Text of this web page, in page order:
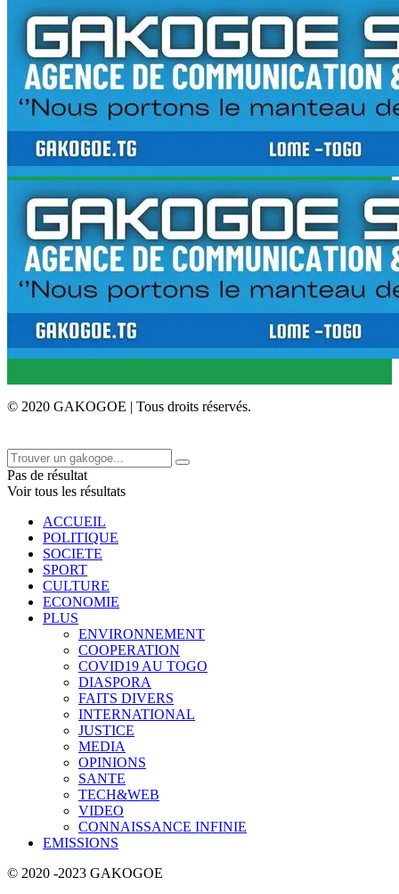
© 2020 GAKOGOE | Tous droits réservés.
Pas de résultat
Voir tous les résultats
ACCUEIL
POLITIQUE
SOCIETE
SPORT
CULTURE
ECONOMIE
PLUS
ENVIRONNEMENT
COOPERATION
COVID19 AU TOGO
DIASPORA
FAITS DIVERS
INTERNATIONAL
JUSTICE
MEDIA
OPINIONS
SANTE
TECH&WEB
VIDEO
CONNAISSANCE INFINIE
EMISSIONS
© 2020 -2023 GAKOGOE